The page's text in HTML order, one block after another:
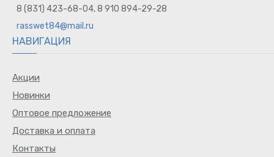
8 (831) 423-68-04, 8 910 894-29-28
rasswet84@mail.ru
НАВИГАЦИЯ
Акции
Новинки
Оптовое предложение
Доставка и оплата
Контакты